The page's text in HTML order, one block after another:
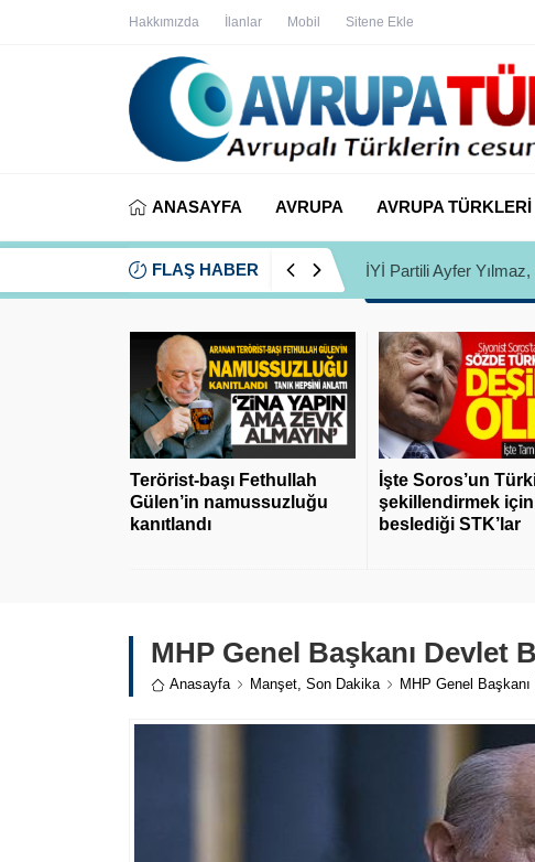
Hakkımızda İlanlar Mobil Sitene Ekle
ANASAYFA AVRUPA AVRUPA TÜRKLERİ
FLAŞ HABER İYİ Partili Ayfer
Terörist-başı Fethullah
Gülen’in namussuzluğu
kanıtlandı
İşte Soros’un
şekillendirmek için
beslediği STK’lar
MHP Genel Başkanı Devlet
Anasayfa Manşet, Son Dakika MHP Genel